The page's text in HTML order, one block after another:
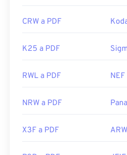
CRW a PDF
K25 a PDF
RWL a PDF
NRW a PDF
X3F a PDF